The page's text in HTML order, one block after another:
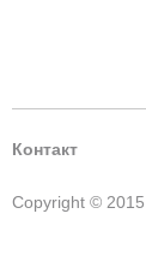
Контакт
Copyright ©